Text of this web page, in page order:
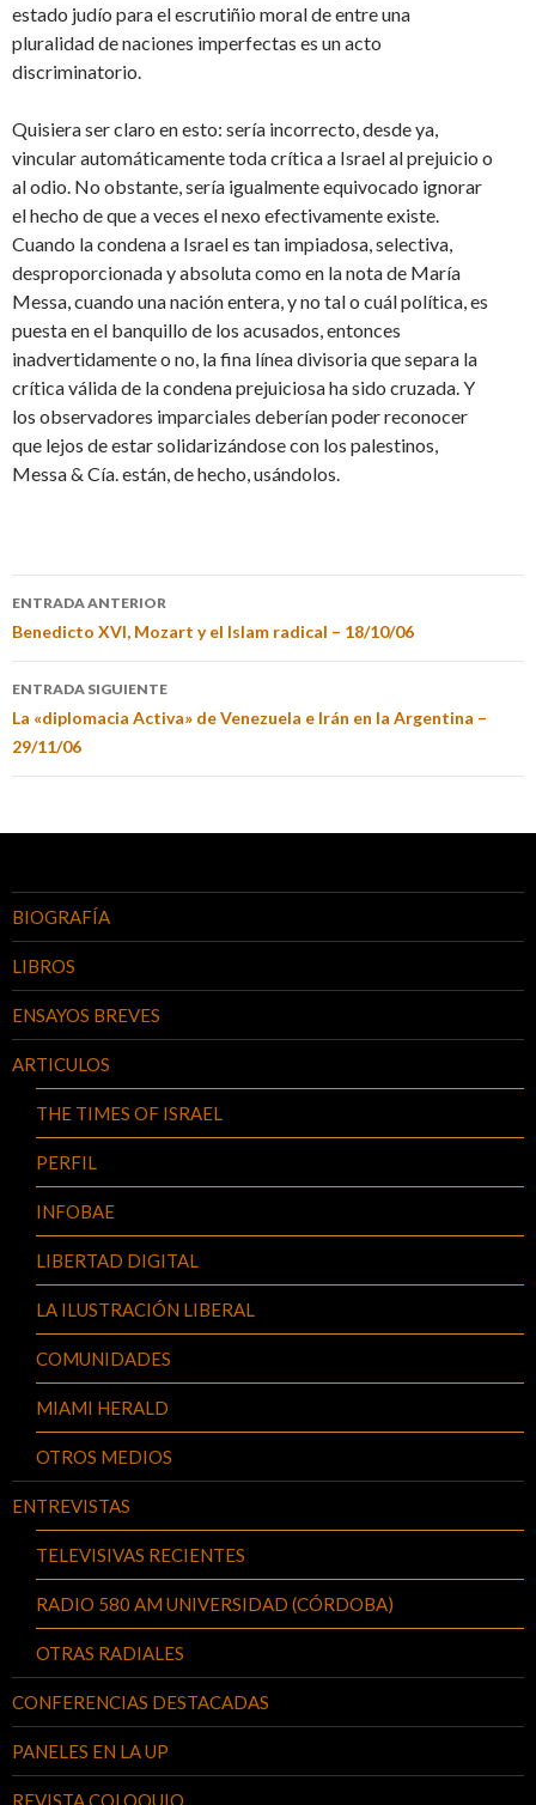
estado judío para el escrutiñio moral de entre una
pluralidad de naciones imperfectas es un acto
discriminatorio.
Quisiera ser claro en esto: sería incorrecto, desde ya,
vincular automáticamente toda crítica a Israel al prejuicio o
al odio. No obstante, sería igualmente equivocado ignorar
el hecho de que a veces el nexo efectivamente existe.
Cuando la condena a Israel es tan impiadosa, selectiva,
desproporcionada y absoluta como en la nota de María
Messa, cuando una nación entera, y no tal o cuál política, es
puesta en el banquillo de los acusados, entonces
inadvertidamente o no, la fina línea divisoria que separa la
crítica válida de la condena prejuiciosa ha sido cruzada. Y
los observadores imparciales deberían poder reconocer
que lejos de estar solidarizándose con los palestinos,
Messa & Cía. están, de hecho, usándolos.
ENTRADA ANTERIOR
Benedicto XVI, Mozart y el Islam radical – 18/10/06
ENTRADA SIGUIENTE
La «diplomacia Activa» de Venezuela e Irán en la Argentina –
29/11/06
BIOGRAFÍA
LIBROS
ENSAYOS BREVES
ARTICULOS
THE TIMES OF ISRAEL
PERFIL
INFOBAE
LIBERTAD DIGITAL
LA ILUSTRACIÓN LIBERAL
COMUNIDADES
MIAMI HERALD
OTROS MEDIOS
ENTREVISTAS
TELEVISIVAS RECIENTES
RADIO 580 AM UNIVERSIDAD (CÓRDOBA)
OTRAS RADIALES
CONFERENCIAS DESTACADAS
PANELES EN LA UP
REVISTA COLOQUIO